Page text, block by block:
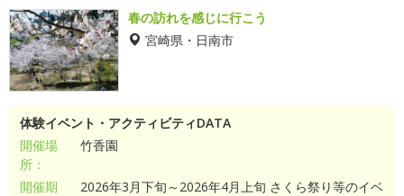
春の訪れを感じに行こう
宮崎県・日南市
体験イベント・アクティビティDATA
開催場
所：
竹香園
開催期
2026年3月下旬～2026年4月上旬 さくら祭り等のイベ